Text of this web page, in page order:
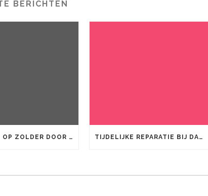
BERICHTEN
SCHIMMEL OP ZOLDER DOOR DAKLEKKAGE: RISICO’S EN AANPAK TIJDELIJKE REPARATIE BIJ DAKLEKKAGE: DIT KUNT U ZELF DOEN